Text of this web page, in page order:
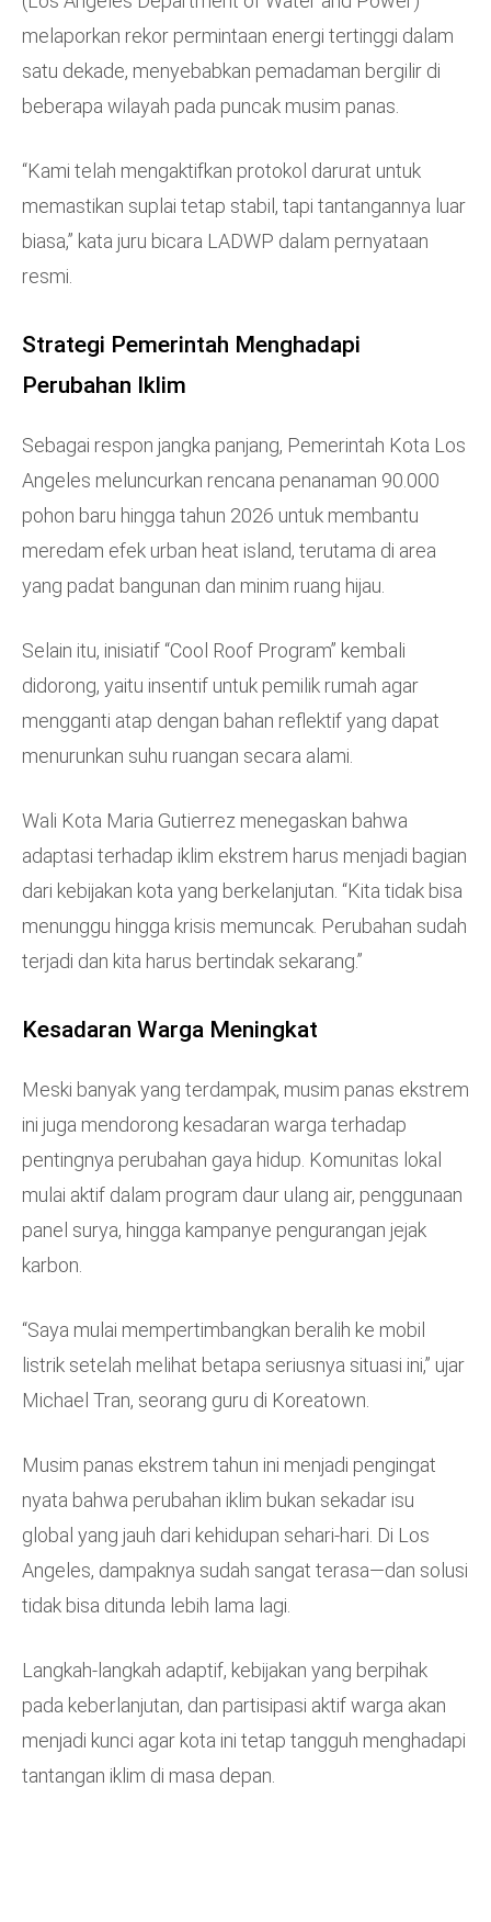
melaporkan rekor permintaan energi tertinggi dalam
satu dekade, menyebabkan pemadaman bergilir di
beberapa wilayah pada puncak musim panas.
“Kami telah mengaktifkan protokol darurat untuk
memastikan suplai tetap stabil, tapi tantangannya luar
biasa,” kata juru bicara LADWP dalam pernyataan
resmi.
Strategi Pemerintah Menghadapi
Perubahan Iklim
Sebagai respon jangka panjang, Pemerintah Kota Los
Angeles meluncurkan rencana penanaman 90.000
pohon baru hingga tahun 2026 untuk membantu
meredam efek urban heat island, terutama di area
yang padat bangunan dan minim ruang hijau.
Selain itu, inisiatif “Cool Roof Program” kembali
didorong, yaitu insentif untuk pemilik rumah agar
mengganti atap dengan bahan reflektif yang dapat
menurunkan suhu ruangan secara alami.
Wali Kota Maria Gutierrez menegaskan bahwa
adaptasi terhadap iklim ekstrem harus menjadi bagian
dari kebijakan kota yang berkelanjutan. “Kita tidak bisa
menunggu hingga krisis memuncak. Perubahan sudah
terjadi dan kita harus bertindak sekarang.”
Kesadaran Warga Meningkat
Meski banyak yang terdampak, musim panas ekstrem
ini juga mendorong kesadaran warga terhadap
pentingnya perubahan gaya hidup. Komunitas lokal
mulai aktif dalam program daur ulang air, penggunaan
panel surya, hingga kampanye pengurangan jejak
karbon.
“Saya mulai mempertimbangkan beralih ke mobil
listrik setelah melihat betapa seriusnya situasi ini,” ujar
Michael Tran, seorang guru di Koreatown.
Musim panas ekstrem tahun ini menjadi pengingat
nyata bahwa perubahan iklim bukan sekadar isu
global yang jauh dari kehidupan sehari-hari. Di Los
Angeles, dampaknya sudah sangat terasa—dan solusi
tidak bisa ditunda lebih lama lagi.
Langkah-langkah adaptif, kebijakan yang berpihak
pada keberlanjutan, dan partisipasi aktif warga akan
menjadi kunci agar kota ini tetap tangguh menghadapi
tantangan iklim di masa depan.